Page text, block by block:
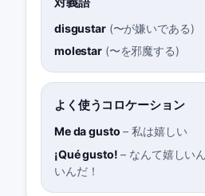
disgustar(〜が嫌いである)
molestar(〜を邪魔する)
よく使うコロケーション
Me da gusto –私は嬉しい
¡Qué gusto! – なんて嬉しい
いんだ！